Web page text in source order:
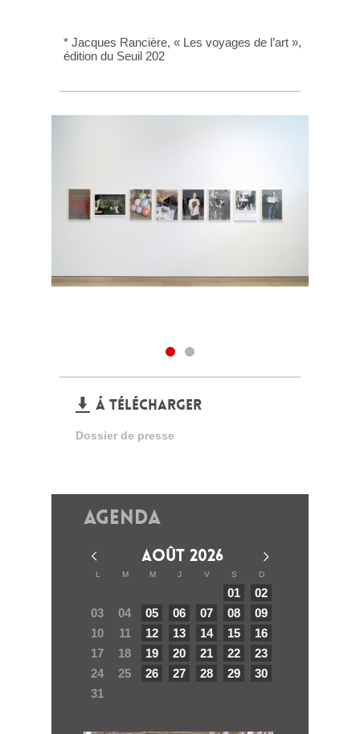
* Jacques Rancière, « Les voyages de l’art »,
édition du Seuil 202
Á TÉLÉCHARGER
Dossier de presse
Agenda
AOÛT 2026
L M M J V S D
01
02
03
04 05 06 07 08
09
10
11 12 13 14 15
16
17
18 19 20 21 22
23
24
25 26 27 28 29
30
31